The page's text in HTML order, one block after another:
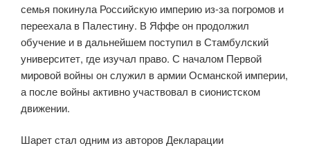
семья покинула Российскую империю из-за погромов и
переехала в Палестину. В Яффе он продолжил
обучение и в дальнейшем поступил в Стамбулский
университет, где изучал право. С началом Первой
мировой войны он служил в армии Османской империи,
а после войны активно участвовал в сионистском
движении.
Шарет стал одним из авторов Декларации